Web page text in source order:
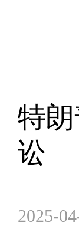
特
讼
2025-